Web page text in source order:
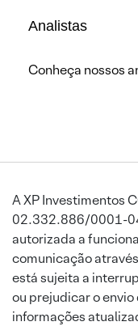
Analistas
Conheça nossos
A XP Investimentos
02.332.886/0001-
autorizada a
comunicação
está sujeita a
ou prejudicar o
informações